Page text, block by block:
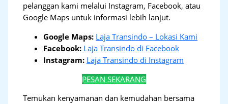
pelanggan kami melalui Instagram, Facebook, atau
Google Maps untuk informasi lebih lanjut.
Google Maps: Laja Transindo – Lokasi Kami
Facebook: Laja Transindo di Facebook
Instagram: Laja Transindo di Instagram
PESAN SEKARANG
Temukan kenyamanan dan kemudahan bersama